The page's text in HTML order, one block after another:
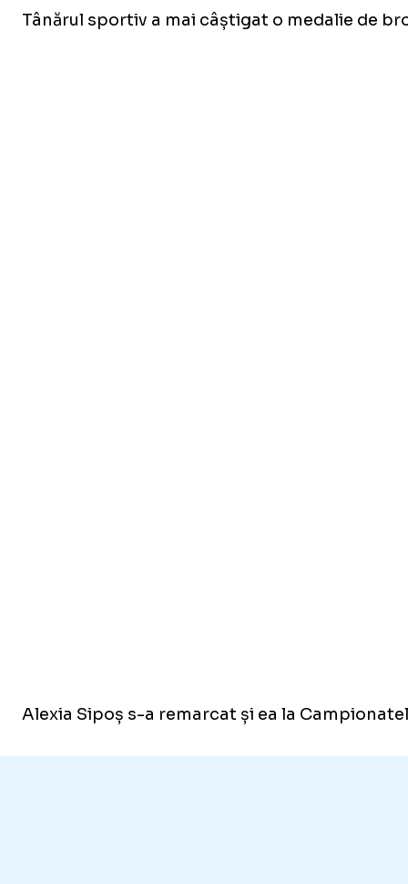
Tânărul sportiv a mai câștigat o medalie de
Alexia Sipoș s-a remarcat și ea la